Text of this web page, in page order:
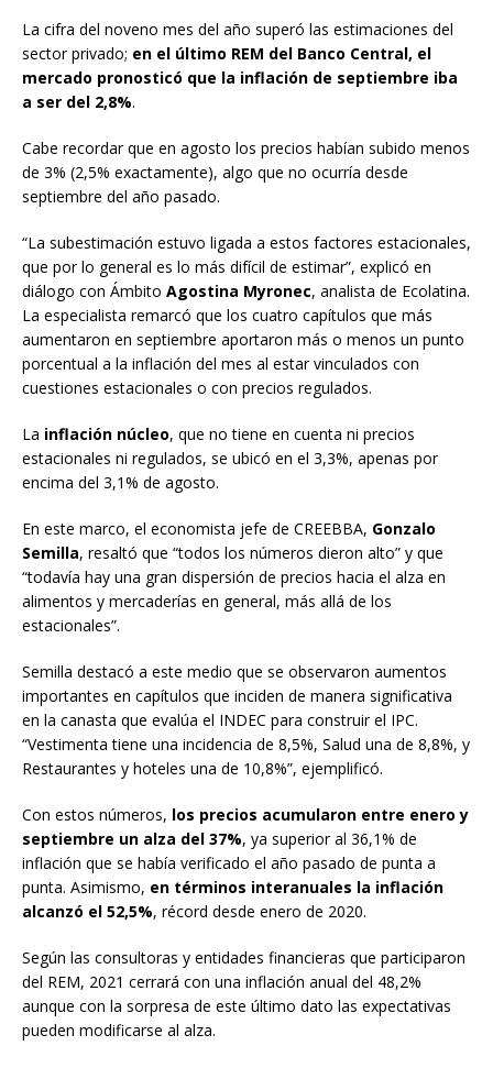
La cifra del noveno mes del año superó las estimaciones del
sector privado; en el último REM del Banco Central, el
mercado pronosticó que la inflación de septiembre iba
a ser del 2,8%.
Cabe recordar que en agosto los precios habían subido menos
de 3% (2,5% exactamente), algo que no ocurría desde
septiembre del año pasado.
“La subestimación estuvo ligada a estos factores estacionales,
que por lo general es lo más difícil de estimar”, explicó en
diálogo con Ámbito Agostina Myronec, analista de Ecolatina.
La especialista remarcó que los cuatro capítulos que más
aumentaron en septiembre aportaron más o menos un punto
porcentual a la inflación del mes al estar vinculados con
cuestiones estacionales o con precios regulados.
La inflación núcleo, que no tiene en cuenta ni precios
estacionales ni regulados, se ubicó en el 3,3%, apenas por
encima del 3,1% de agosto.
En este marco, el economista jefe de CREEBBA, Gonzalo
Semilla, resaltó que “todos los números dieron alto” y que
“todavía hay una gran dispersión de precios hacia el alza en
alimentos y mercaderías en general, más allá de los
estacionales”.
Semilla destacó a este medio que se observaron aumentos
importantes en capítulos que inciden de manera significativa
en la canasta que evalúa el INDEC para construir el IPC.
“Vestimenta tiene una incidencia de 8,5%, Salud una de 8,8%, y
Restaurantes y hoteles una de 10,8%”, ejemplificó.
Con estos números, los precios acumularon entre enero y
septiembre un alza del 37%, ya superior al 36,1% de
inflación que se había verificado el año pasado de punta a
punta. Asimismo, en términos interanuales la inflación
alcanzó el 52,5%, récord desde enero de 2020.
Según las consultoras y entidades financieras que participaron
del REM, 2021 cerrará con una inflación anual del 48,2%
aunque con la sorpresa de este último dato las expectativas
pueden modificarse al alza.